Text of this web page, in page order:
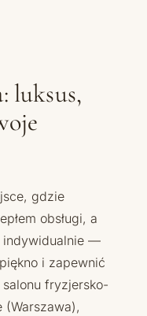
luksus,
gdzie
obsługi, a
indywidualnie —
i zapewnić
salonu fryzjersko-
(Warszawa),